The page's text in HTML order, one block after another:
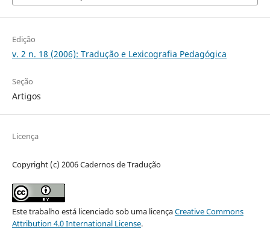
Edição
v. 2 n. 18 (2006): Tradução e Lexicografia Pedagógica
Seção
Artigos
Licença
Copyright (c) 2006 Cadernos de Tradução
Este trabalho está licenciado sob uma licençaCreative Commons
Attribution 4.0 International License.